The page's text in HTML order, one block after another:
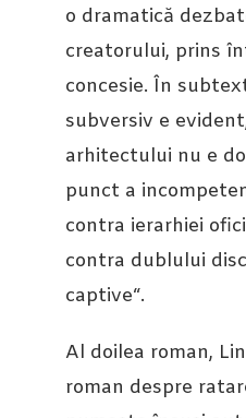
o dramatică
creatorului, prins
concesie. În
subversiv e
arhitectului nu e
punct a
contra ierarhiei
contra dublului
captive“.
Al doilea roman,
roman despre